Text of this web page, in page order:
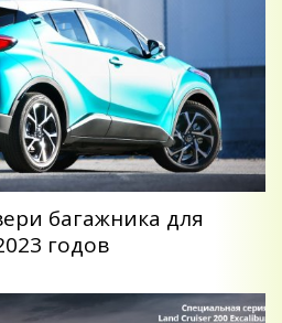
багажника для
годов